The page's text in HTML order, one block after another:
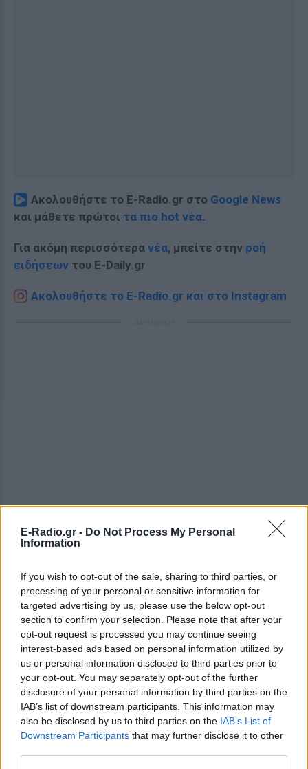
E-Radio.gr - Do Not Process My Personal
Information
If you wish to opt-out of the sale, sharing to third parties, or
processing of your personal or sensitive information for
targeted advertising by us, please use the below opt-out
section to confirm your selection. Please note that after your
opt-out request is processed you may continue seeing
interest-based ads based on personal information utilized by
us or personal information disclosed to third parties prior to
your opt-out. You may separately opt-out of the further
disclosure of your personal information by third parties on the
IAB’s list of downstream participants. This information may
also be disclosed by us to third parties on the IAB’s List of
Downstream Participants that may further disclose it to other
Ακολουθήστε το E-Radio.gr στο Google News
και μάθετε πρώτοι τα πιο hot νέα.
Για ακόμη περισσότερα νέα, μπείτε στην ροή
ειδήσεων του E-Daily.gr
Ακολουθήστε το E-Radio.gr και στο Instagram
ΔΕΙΤΕ ΕΠΙΣΗΣ
ΣΤΗΝ ΙΔΙΑ ΚΑΤΗΓΟΡΙΑ
Ισραηλινό ΥΠΕΞ προς τουρίστες
στην Ελλάδα: «Κρύψτε ότι